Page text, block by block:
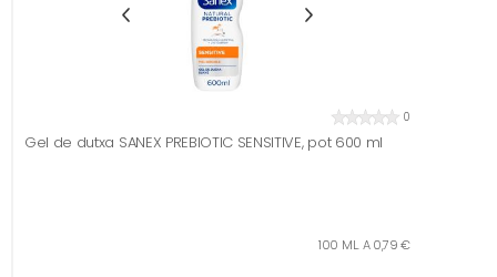
0
Gel de dutxa SANEX PREBIOTIC SENSITIVE, pot 600 ml
100 ML. A 0,79 €